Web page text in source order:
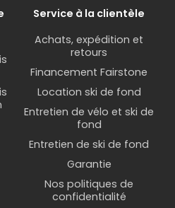
Service à la clientèle
Achats, expédition et
retours
Financement Fairstone
Location ski de fond
Entretien de vélo et ski de
fond
Entretien de ski de fond
Garantie
Nos politiques de
confidentialité